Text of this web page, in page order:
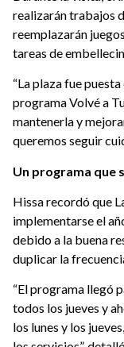
realizarán trabajos
reemplazarán
tareas de
“La plaza fue
programa Volvé a
mantenerla y
queremos seguir
Un programa que
Hissa recordó que
implementarse el
debido a la buena
duplicar la
“El programa llegó
todos los jueves y
los lunes y los